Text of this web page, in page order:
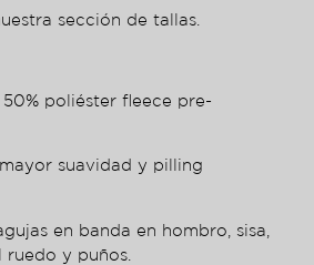
sección de tallas.
poliéster fleece pre-
suavidad y pilling
en banda en hombro, sisa,
ruedo y puños.